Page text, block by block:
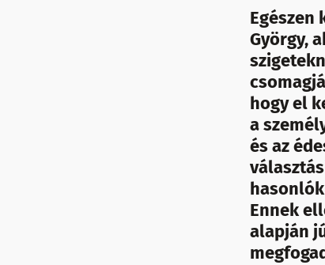
György,
hogy el
a
és az
Ennek
alapján